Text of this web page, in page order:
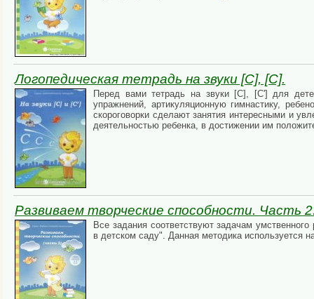
Логопедическая тетрадь на звуки [С], [С].
Перед вами тетрадь на звуки [С], [С'] для
упражнений, артикуляционную гимнастику,
скороговорки сделают занятия интересными и
деятельностью ребенка, в достижении им
Развиваем творческие способности. Часть
Все задания соответствуют задачам
в детском саду". Данная методика используется